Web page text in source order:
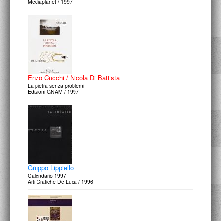
Saverio Dioguardi
Architetture disegnate
Mario Adda Editore / 2011
Alessandro Mendini
Una collezione particolare
Edizioni A.A.M. / Università La Sapienza / 2004
Claudio Scaringella
Edizioni Voland / A.A.M. / 2003
Mediaplanet / 1997
Enzo Cucchi / Nicola Di Battista
La pietra senza problemi
Edizioni GNAM / 1997
Gruppo Lippiello
Calendario 1997
Arti Grafiche De Luca / 1996